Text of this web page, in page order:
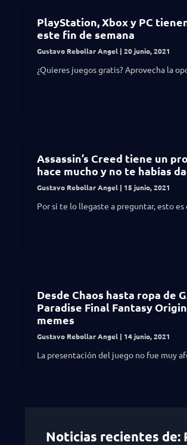
PlayStation, Xbox y PC
este fin de semana
Gustavo Rebollar Angel 20 junio, 2021
¿Quieres juegos gratis? Aprovecha la
Assassin’s Creed tiene un
hace mucho y no te habías
Gustavo Rebollar Angel 15 junio, 2021
Por si te lo llegaste a preguntar, esto es
Desde Chaos hasta ropa de
Paradise Final Fantasy
memes
Gustavo Rebollar Angel 14 junio, 2021
La presentación del juego no fue muy
Noticias recientes de: